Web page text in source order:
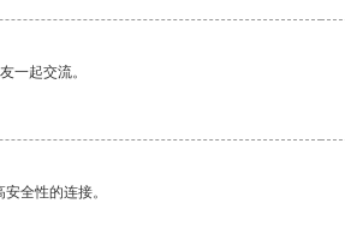
一起交流。
全性的连接。